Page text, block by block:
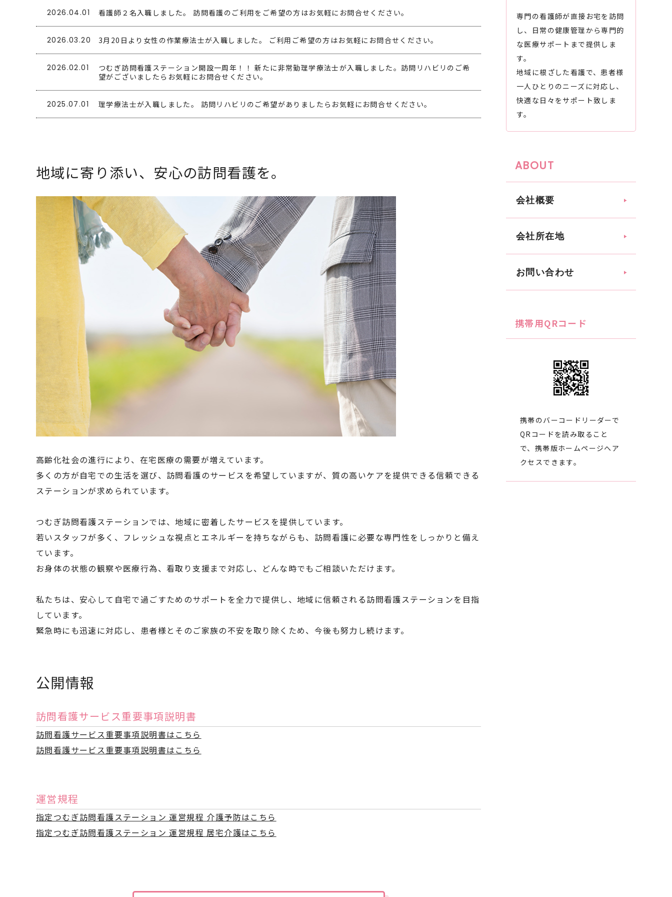
2026.04.01 看護師２名入職しました。 訪問看護のご利用をご希望の方はお気軽にお問合せください。
2026.03.20 3月20日より女性の作業療法士が入職しました。 ご利用ご希望の方はお気軽にお問合せください。
2026.02.01
つむぎ訪問看護ステーション開設一周年！！ 新たに非常勤理学療法士が入職しました。訪問リハビリのご希
望がございましたらお気軽にお問合せください。
2025.07.01 理学療法士が入職しました。 訪問リハビリのご希望がありましたらお気軽にお問合せください。
地域に寄り添い、安心の訪問看護を。
高齢化社会の進行により、在宅医療の需要が増えています。
多くの方が自宅での生活を選び、訪問看護のサービスを希望していますが、質の高いケアを提供できる信頼できる
ステーションが求められています。
つむぎ訪問看護ステーションでは、地域に密着したサービスを提供しています。
若いスタッフが多く、フレッシュな視点とエネルギーを持ちながらも、訪問看護に必要な専門性をしっかりと備え
ています。
お身体の状態の観察や医療行為、看取り支援まで対応し、どんな時でもご相談いただけます。
私たちは、安心して自宅で過ごすためのサポートを全力で提供し、地域に信頼される訪問看護ステーションを目指
しています。
緊急時にも迅速に対応し、患者様とそのご家族の不安を取り除くため、今後も努力し続けます。
公開情報
訪問看護サービス重要事項説明書
訪問看護サービス重要事項説明書はこちら
訪問看護サービス重要事項説明書はこちら
運営規程
指定つむぎ訪問看護ステーション 運営規程 介護予防はこちら
指定つむぎ訪問看護ステーション 運営規程 居宅介護はこちら
専門の看護師が直接お宅を訪問
し、日常の健康管理から専門的
な医療サポートまで提供しま
す。
地域に根ざした看護で、患者様
一人ひとりのニーズに対応し、
快適な日々をサポート致しま
す。
ABOUT
会社概要
会社所在地
お問い合わせ
携帯用QRコード
携帯のバーコードリーダーで
QRコードを読み取ること
で、携帯版ホームページへア
クセスできます。